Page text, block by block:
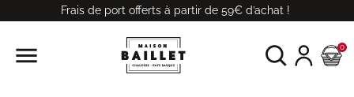
Frais de port offerts à partir de 59€ d’achat !
 0